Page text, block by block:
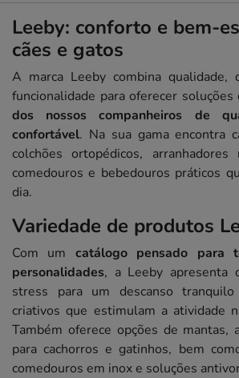
Leeby: conforto e bem-
cães e gatos
A marca Leeby combina qualidade,
funcionalidade para oferecer soluções
dos nossos companheiros de
confortável. Na sua gama encontra
colchões ortopédicos,
comedouros e bebedouros práticos
dia.
Variedade de produtos
Com um catálogo pensado para
personalidades, a Leeby apresenta
stress para um descanso tranquilo
criativos que estimulam a atividade
Também oferece opções de mantas,
para cachorros e gatinhos, bem
comedouros em inox e soluções